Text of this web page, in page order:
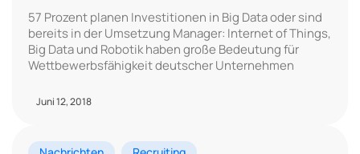
57 Prozent planen Investitionen in Big Data oder sind
bereits in der Umsetzung Manager: Internet of Things,
Big Data und Robotik haben große Bedeutung für
Wettbewerbsfähigkeit deutscher Unternehmen
Juni 12, 2018